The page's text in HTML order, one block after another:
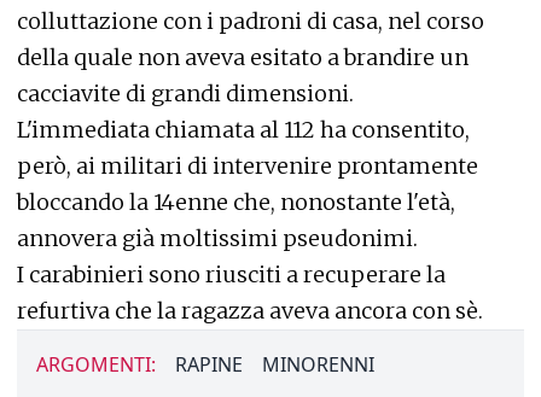
colluttazione con i padroni di casa, nel corso
della quale non aveva esitato a brandire un
cacciavite di grandi dimensioni.
L'immediata chiamata al 112 ha consentito,
però, ai militari di intervenire prontamente
bloccando la 14enne che, nonostante l'età,
annovera già moltissimi pseudonimi.
I carabinieri sono riusciti a recuperare la
refurtiva che la ragazza aveva ancora con sè.
ARGOMENTI: RAPINE MINORENNI